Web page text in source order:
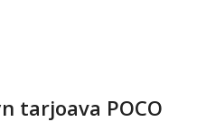
tarjoava POCO